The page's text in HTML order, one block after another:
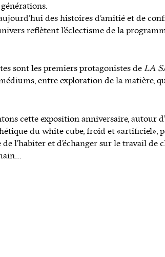
des histoires d’amitié et de
reflètent l’éclectisme de la
sont les premiers protagonistes deLA
entre exploration de la matière,
cette exposition anniversaire, autour
du white cube, froid et « artificiel »,
l’habiter et d’échanger sur le travail de